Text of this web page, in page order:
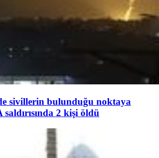
sivillerin bulunduğu noktaya
2 kişi öldü